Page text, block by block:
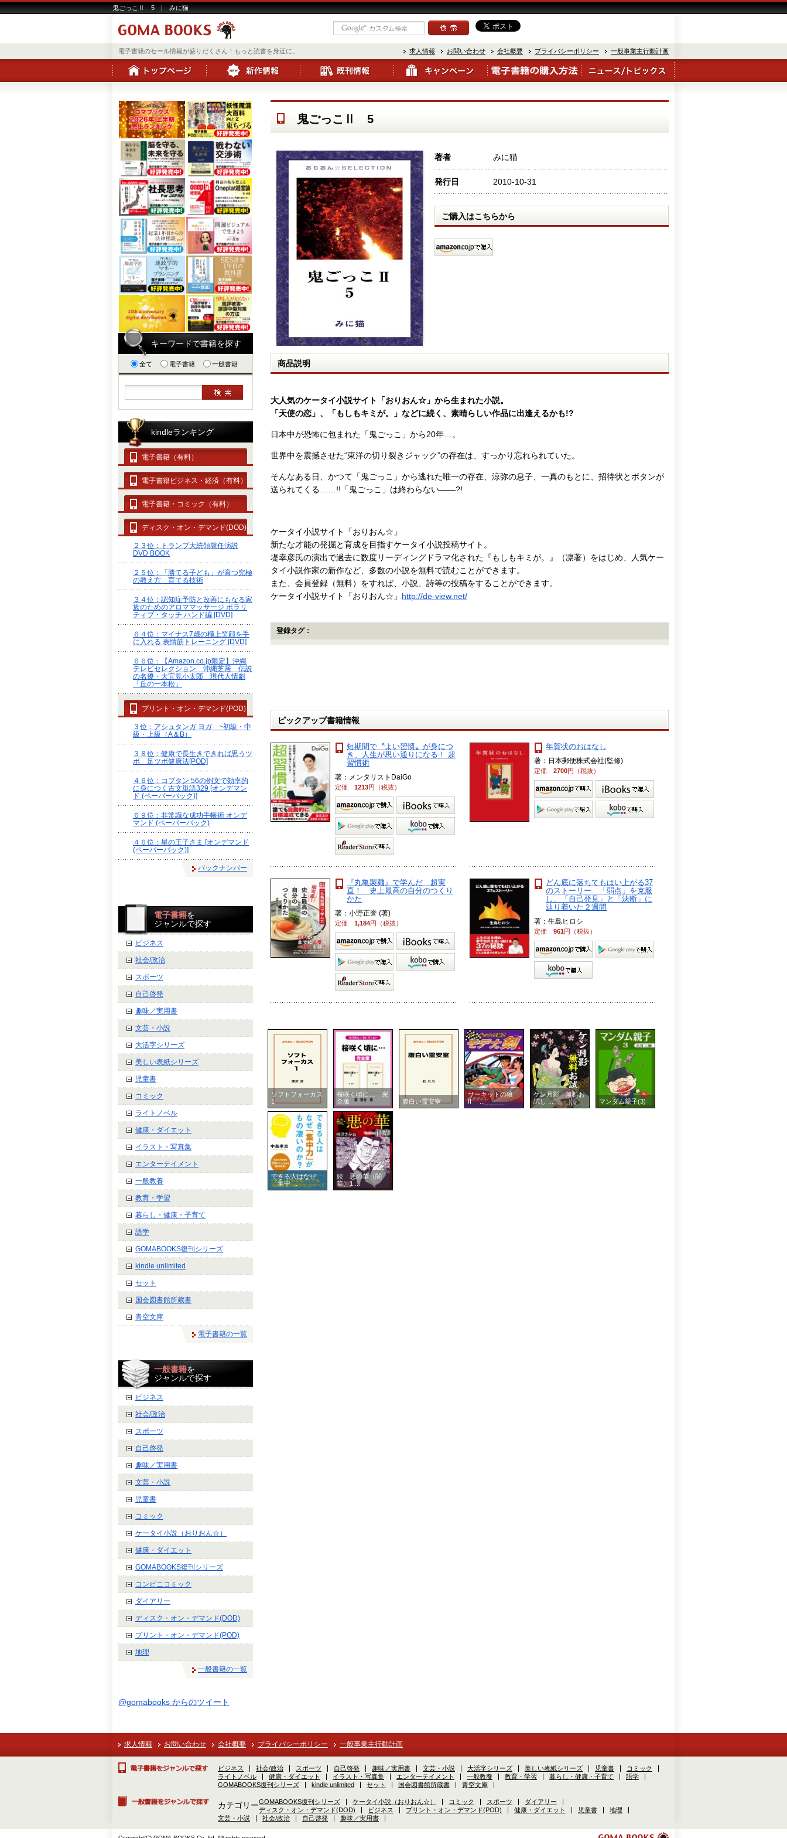
鬼ごっこⅡ 5 | みに猫
電子書籍のセール情報が盛りだくさん！もっと読書を身近に。 求人情報 お問い合わせ 会社概要 プライバシーポリシー 一般事業主行動計画
鬼ごっこⅡ 5
著者 みに猫
発行日 2010-10-31
ご購入はこちらから
商品説明
大人気のケータイ小説サイト「おりおん☆」から生まれた小説。
「天使の恋」、「もしもキミが。」などに続く、素晴らしい作品に出逢えるかも!?
日本中が恐怖に包まれた「鬼ごっこ」から20年…。
世界中を震撼させた“東洋の切り裂きジャック”の存在は、すっかり忘れられていた。
そんなある日、かつて「鬼ごっこ」から逃れた唯一の存在、涼弥の息子、一真のもとに、招待状とボタンが
送られてくる……!!「鬼ごっこ」は終わらない――?!
ケータイ小説サイト「おりおん☆」
新たな才能の発掘と育成を目指すケータイ小説投稿サイト。
堤幸彦氏の演出で過去に数度リーディングドラマ化された『もしもキミが。』（凛著）をはじめ、人気ケー
タイ小説作家の新作など、多数の小説を無料で読むことができます。
また、会員登録（無料）をすれば、小説、詩等の投稿をすることができます。
ケータイ小説サイト「おりおん☆」 http://de-view.net/
登録タグ：
ピックアップ書籍情報
短期間で〝よい習慣〟が身につ
き、人生が思い通りになる！ 超
習慣術
著：メンタリストDaiGo
定価 1213円（税抜）
年賀状のおはなし
著：日本郵便株式会社(監修)
定価 2700円（税抜）
『丸亀製麺』で学んだ 超実
直！ 史上最高の自分のつくり
かた
著：小野正誉 (著)
定価 1,184円（税抜）
どん底に落ちてもはい上がる37
のストーリー 「弱点」を克服
し、「自己発見」と「決断」に
辿り着いた２週間
著：生島ヒロシ
定価 961円（税抜）
キーワードで書籍を探す
全て 電子書籍 一般書籍
kindleランキング
電子書籍（有料）
電子書籍ビジネス・経済（有料）
電子書籍・コミック（有料）
ディスク・オン・デマンド(DOD)
２３位：トランプ大統領就任演説
DVD BOOK
２５位：「勝てる子ども」が育つ究極
の教え方 育てる技術
３４位：認知症予防と改善にもなる家
族のためのアロママッサージ ポラリ
ティブ・タッチ ハンド編 [DVD]
６４位：マイナス7歳の極上笑顔を手
に入れる 表情筋トレーニング [DVD]
６６位：【Amazon.co.jp限定】沖縄
テレビセレクション 沖縄芝居 伝説
の名優・大宜見小太郎 現代人情劇
「丘の一本松」
プリント・オン・デマンド(POD)
３位：アシュタンガ ヨガ ~初級・中
級・上級（A＆B）
３８位：健康で長生きできれば思うツ
ボ 足ツボ健康法[POD]
４６位：コブタン 56の例文で効率的
に身につく古文単語329 [オンデマン
ド (ペーパーバック)]
６９位：非常識な成功手帳術 オンデ
マンド (ペーパーバック)
４６位：星の王子さま [オンデマンド
(ペーパーバック)]
バックナンバー
電子書籍を
ジャンルで探す
ビジネス
社会/政治
スポーツ
自己啓発
趣味／実用書
文芸・小説
大活字シリーズ
美しい表紙シリーズ
児童書
コミック
ライトノベル
健康・ダイエット
イラスト・写真集
エンターテイメント
一般教養
教育・学習
暮らし・健康・子育て
語学
GOMABOOKS復刊シリーズ
kindle unlimited
セット
国会図書館所蔵書
青空文庫
電子書籍の一覧
一般書籍を
ジャンルで探す
ビジネス
社会/政治
スポーツ
自己啓発
趣味／実用書
文芸・小説
児童書
コミック
ケータイ小説（おりおん☆）
健康・ダイエット
GOMABOOKS復刊シリーズ
コンビニコミック
ダイアリー
ディスク・オン・デマンド(DOD)
プリント・オン・デマンド(POD)
地理
一般書籍の一覧
@gomabooks からのツイート
ソフトフォーカス
1
桜咲く頃に… 完
全版
腹白い霊安室
サーキットの狼
II ...
ケン月影 無料お
試し ...
マンダム親子(3)
できる人はなぜ
「集中 ...
続 悪の華（闇
華）1 ...
求人情報 お問い合わせ 会社概要 プライバシーポリシー 一般事業主行動計画
ビジネス 社会/政治 スポーツ 自己啓発 趣味／実用書 文芸・小説 大活字シリーズ 美しい表紙シリーズ 児童書
コミック
ライトノベル
健康・ダイエット イラスト・写真集 エンターテイメント 一般教養 教育・学習 暮らし・健康・子育て
語学
GOMABOOKS復刊シリーズ
kindle unlimited セット 国会図書館所蔵書 青空文庫
カテゴリーGOMABOOKS復刊シリーズ ケータイ小説（おりおん☆） コミック スポーツ
ダイアリー
ディスク・オン・デマンド(DOD)
ビジネス プリント・オン・デマンド(POD) 健康・ダイエット 児童書
地理
文芸・小説
社会/政治 自己啓発 趣味／実用書